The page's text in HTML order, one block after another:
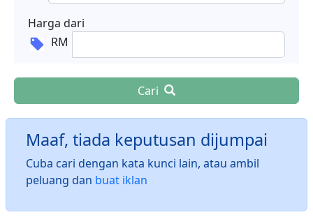
Harga dari
RM
Cari
Maaf, tiada keputusan dijumpai
Cuba cari dengan kata kunci lain, atau ambil
peluang dan buat iklan